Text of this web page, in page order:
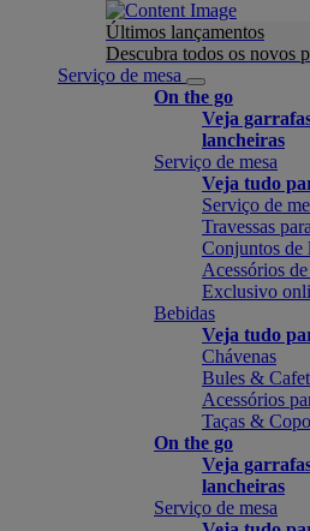
Últimos lançamentos
Descubra todos os novos
Serviço de mesa
On the go
Veja
lancheiras
Serviço de mesa
Veja tudo
Serviço de
Travessas
Conjuntos de
Acessórios de
Exclusivo
Bebidas
Veja tudo
Chávenas
Bules &
Acessórios
Taças &
On the go
Veja
lancheiras
Serviço de mesa